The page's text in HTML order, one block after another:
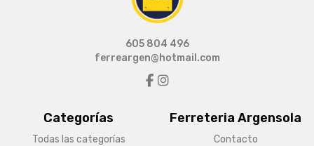
Categorías
Todas las categorías
Ferreteria Argensola
Contacto
605 804 496
ferreargen@hotmail.com